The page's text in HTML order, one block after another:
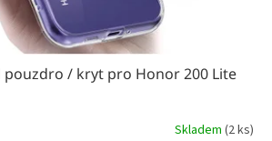
pouzdro / kryt pro Honor 200 Lite
Skladem (2 ks)